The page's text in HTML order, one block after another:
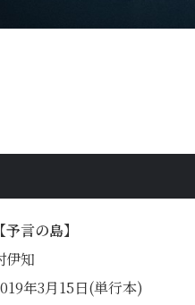
【予言の島】
伊知
年3月15日(単行本)